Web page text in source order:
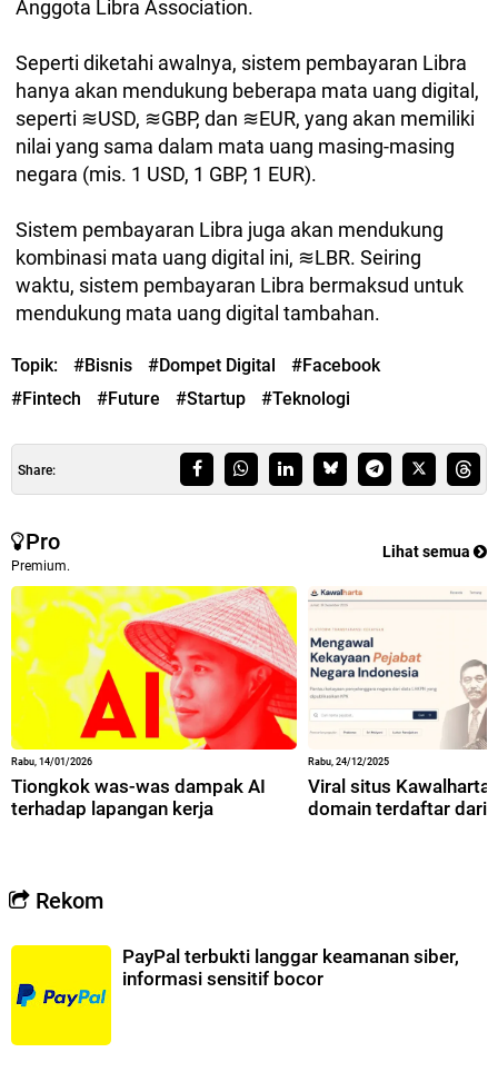
Anggota Libra Association.
Seperti diketahi awalnya, sistem pembayaran Libra
hanya akan mendukung beberapa mata uang digital,
seperti ≋USD, ≋GBP, dan ≋EUR, yang akan memiliki
nilai yang sama dalam mata uang masing-masing
negara (mis. 1 USD, 1 GBP, 1 EUR).
Sistem pembayaran Libra juga akan mendukung
kombinasi mata uang digital ini, ≋LBR. Seiring
waktu, sistem pembayaran Libra bermaksud untuk
mendukung mata uang digital tambahan.
Topik: #Bisnis #Dompet Digital
#Facebook
#Fintech
#Future #Startup #Teknologi
Share:
Pro
Premium.
Lihat semua
Rabu, 14/01/2026
Tiongkok was-was dampak AI
terhadap lapangan kerja
Rabu, 24/12/2025
Viral situs
domain terdaftar dari
Rekom
PayPal terbukti langgar keamanan siber,
informasi sensitif bocor